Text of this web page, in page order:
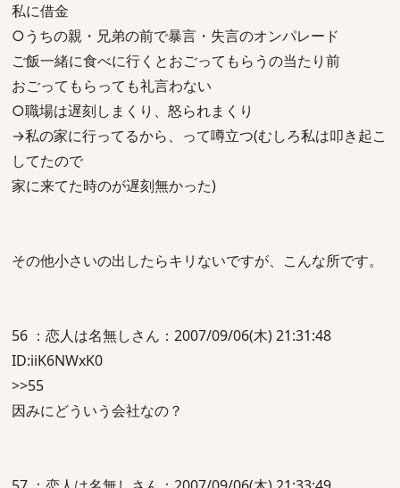
私に借金
○うちの親・兄弟の前で暴言・失言のオンパレード
ご飯一緒に食べに行くとおごってもらうの当たり前
おごってもらっても礼言わない
○職場は遅刻しまくり、怒られまくり
→私の家に行ってるから、って噂立つ(むしろ私は叩き起こ
してたので
家に来てた時のが遅刻無かった)
その他小さいの出したらキリないですが、こんな所です。
56 ：恋人は名無しさん：2007/09/06(木) 21:31:48
ID:iiK6NWxK0
>>55
因みにどういう会社なの？